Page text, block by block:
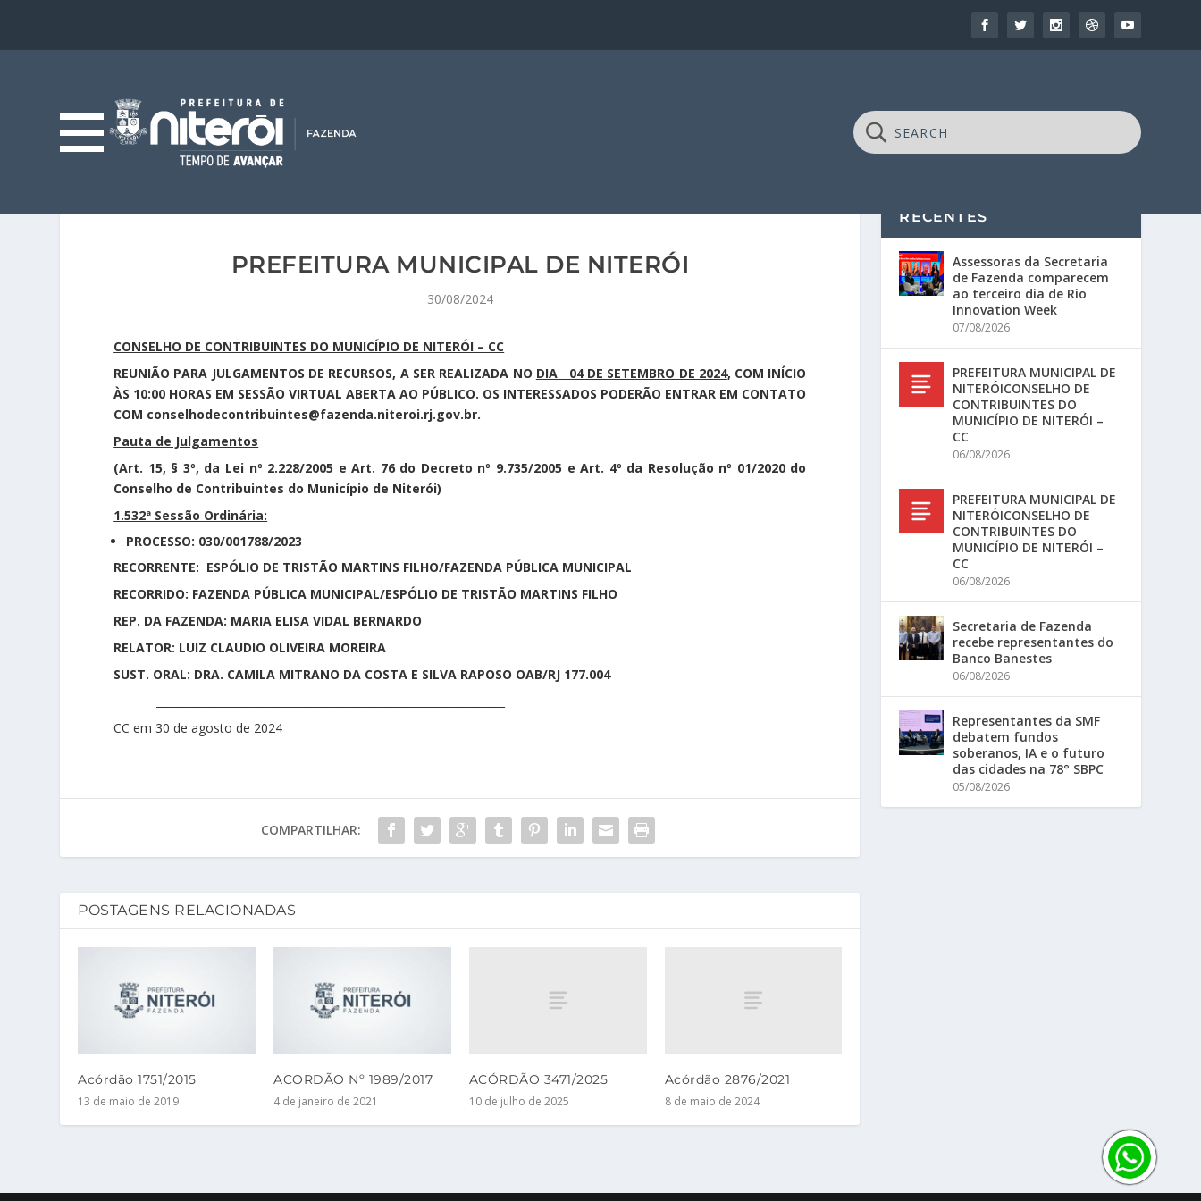
PREFEITURA MUNICIPAL DE NITERÓI
30/08/2024
CONSELHO DE CONTRIBUINTES DO MUNICÍPIO DE NITERÓI – CC
REUNIÃO PARA JULGAMENTOS DE RECURSOS, A SER REALIZADA NO DIA 04 DE SETEMBRO DE 2024, COM INÍCIO
ÀS 10:00 HORAS EM SESSÃO VIRTUAL ABERTA AO PÚBLICO. OS INTERESSADOS PODERÃO ENTRAR EM CONTATO
COM conselhodecontribuintes@fazenda.niteroi.rj.gov.br.
Pauta de Julgamentos
(Art. 15, § 3º, da Lei nº 2.228/2005 e Art. 76 do Decreto nº 9.735/2005 e Art. 4º da Resolução nº 01/2020 do
Conselho de Contribuintes do Município de Niterói)
1.532ª Sessão Ordinária:
PROCESSO: 030/001788/2023
RECORRENTE: ESPÓLIO DE TRISTÃO MARTINS FILHO/FAZENDA PÚBLICA MUNICIPAL
RECORRIDO: FAZENDA PÚBLICA MUNICIPAL/ESPÓLIO DE TRISTÃO MARTINS FILHO
REP. DA FAZENDA: MARIA ELISA VIDAL BERNARDO
RELATOR: LUIZ CLAUDIO OLIVEIRA MOREIRA
SUST. ORAL: DRA. CAMILA MITRANO DA COSTA E SILVA RAPOSO OAB/RJ 177.004
CC em 30 de agosto de 2024
COMPARTILHAR:
POSTAGENS RELACIONADAS
Acórdão 1751/2015
13 de maio de 2019
ACORDÃO Nº 1989/2017
4 de janeiro de 2021
ACÓRDÃO 3471/2025
10 de julho de 2025
Acórdão 2876/2021
8 de maio de 2024
RECENTES
Assessoras da Secretaria
de Fazenda comparecem
ao terceiro dia de Rio
Innovation Week
07/08/2026
PREFEITURA MUNICIPAL DE
NITERÓICONSELHO DE
CONTRIBUINTES DO
MUNICÍPIO DE NITERÓI –
CC
06/08/2026
PREFEITURA MUNICIPAL DE
NITERÓICONSELHO DE
CONTRIBUINTES DO
MUNICÍPIO DE NITERÓI –
CC
06/08/2026
Secretaria de Fazenda
recebe representantes do
Banco Banestes
06/08/2026
Representantes da SMF
debatem fundos
soberanos, IA e o futuro
das cidades na 78° SBPC
05/08/2026